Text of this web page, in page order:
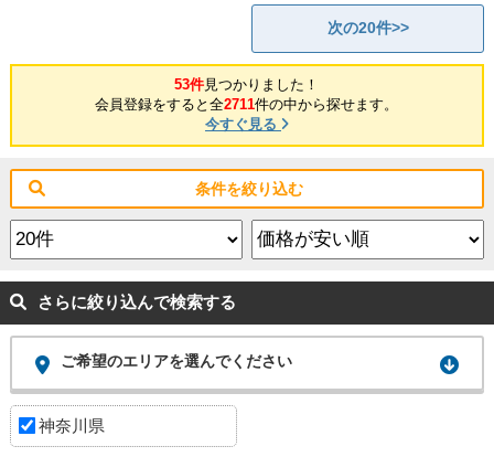
次の20件>>
53件見つかりました！
会員登録をすると全2711件の中から探せます。
今すぐ見る
条件を絞り込む
さらに絞り込んで検索する
ご希望のエリアを選んでください
神奈川県